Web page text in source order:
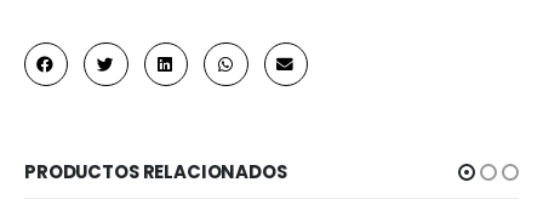
PRODUCTOS RELACIONADOS